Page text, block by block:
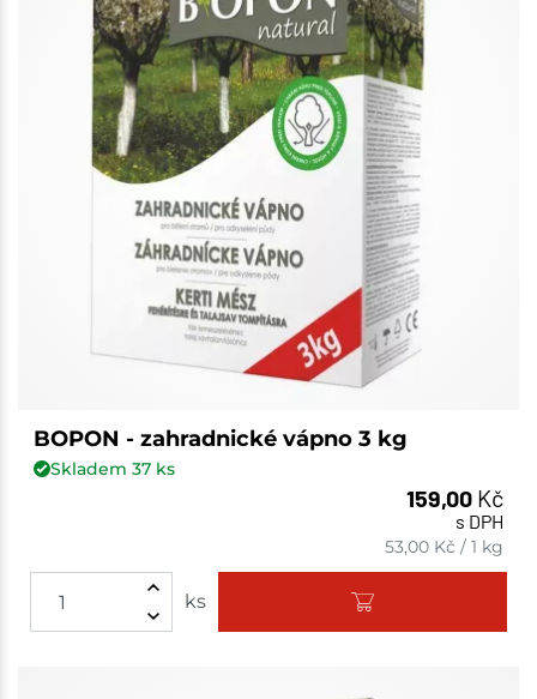
BOPON - zahradnické vápno 3 kg
Skladem 37ks
159,00 Kč
s DPH
53,00 Kč /1 kg
ks